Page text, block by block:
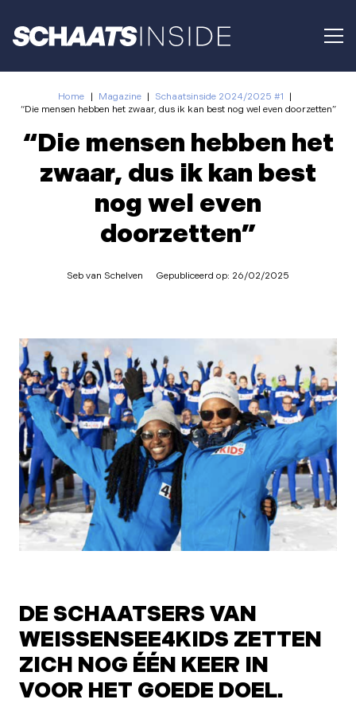
Home | Magazine | Schaatsinside 2024/2025 #1 |
“Die mensen hebben het zwaar, dus ik kan best nog wel even doorzetten”
“Die mensen hebben het
zwaar, dus ik kan best
nog wel even
doorzetten”
Seb van Schelven Gepubliceerd op: 26/02/2025
DE SCHAATSERS VAN
WEISSENSEE4KIDS ZETTEN
ZICH NOG ÉÉN KEER IN
VOOR HET GOEDE DOEL.